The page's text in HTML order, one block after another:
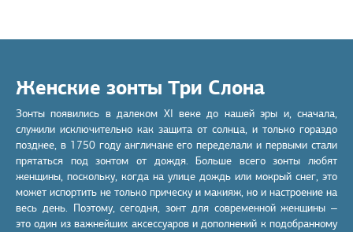
Женские зонты Три Слона
Зонты появились в далеком XI веке до нашей эры и, сначала,
служили исключительно как защита от солнца, и только гораздо
позднее, в 1750 году англичане его переделали и первыми стали
прятаться под зонтом от дождя. Больше всего зонты любят
женщины, поскольку, когда на улице дождь или мокрый снег, это
может испортить не только прическу и макияж, но и настроение на
весь день. Поэтому, сегодня, зонт для современной женщины –
это один из важнейших аксессуаров и дополнений к подобранному